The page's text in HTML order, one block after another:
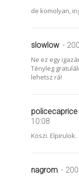
de komolyan,
slowlow -
Ne ez egy
Tényleg
lehetsz rá!
policecaprice
10:08
Köszi. Elpirulok.
nagrom -